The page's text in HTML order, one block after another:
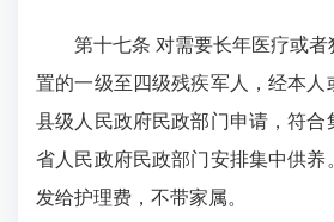
第十七条 对需要长年医疗或者
置的一级至四级残疾军人，经本人
县级人民政府民政部门申请，符合
省人民政府民政部门安排集中供养
发给护理费，不带家属。